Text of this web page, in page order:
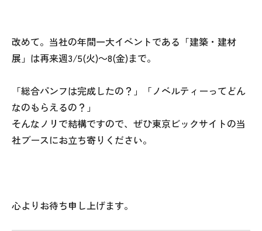
改めて。当社の年間一大イベントである「建築・建材
展」は再来週3/5(火)～8(金)まで。
「総合パンフは完成したの？」「ノベルティーってどん
なのもらえるの？」
そんなノリで結構ですので、ぜひ東京ビックサイトの当
社ブースにお立ち寄りください。
心よりお待ち申し上げます。